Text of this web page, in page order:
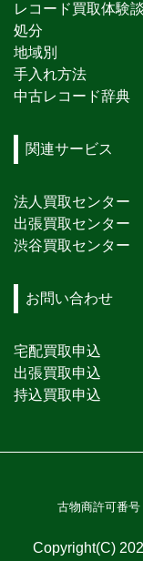
レコード買取体験談
処分
地域別
手入れ方法
中古レコード辞典
関連サービス
法人買取センター
出張買取センター
渋谷買取センター
お問い合わせ
宅配買取申込
出張買取申込
持込買取申込
古物商許可番
Copyright(C)